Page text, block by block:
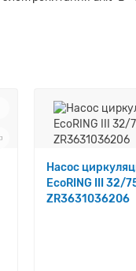
Насос
EcoRING III 32/
ZR3631036206